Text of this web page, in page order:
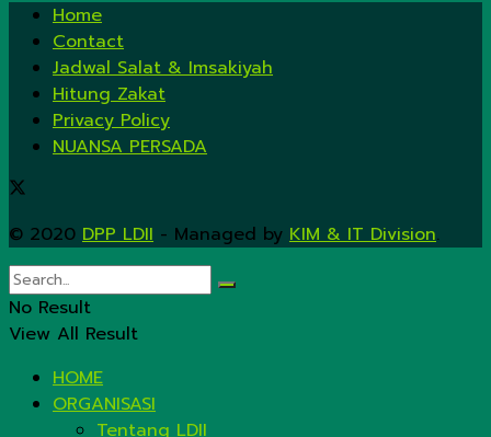
Home
Contact
Jadwal Salat & Imsakiyah
Hitung Zakat
Privacy Policy
NUANSA PERSADA
© 2020 DPP LDII - Managed by KIM & IT Division.
No Result
View All Result
HOME
ORGANISASI
Tentang LDII